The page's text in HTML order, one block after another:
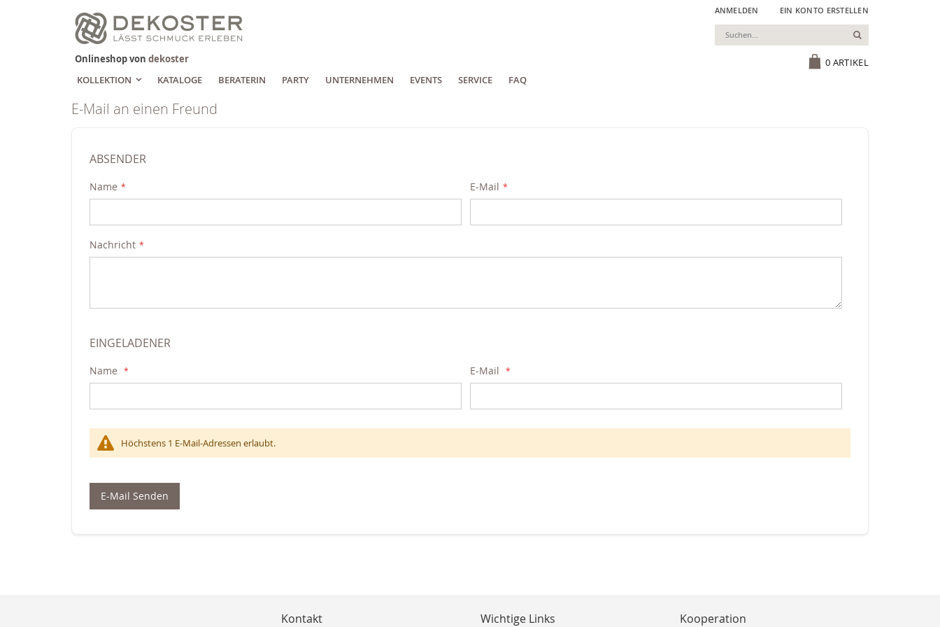
Zum
Inhalt
springen
ANMELDEN EIN KONTO ERSTELLEN
0 ARTIKEL
Suchen
Onlineshop von dekoster
KOLLEKTION
KATALOGE BERATERIN PARTY UNTERNEHMEN EVENTS SERVICE FAQ
E-Mail an einen Freund
ABSENDER
Name E-Mail
Nachricht
EINGELADENER
Name E-Mail
Höchstens 1 E-Mail-Adressen erlaubt.
E-Mail Senden
Kontakt Wichtige Links Kooperation